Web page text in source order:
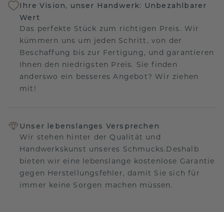
Ihre Vision, unser Handwerk: Unbezahlbarer
Wert
Das perfekte Stück zum richtigen Preis. Wir
kümmern uns um jeden Schritt, von der
Beschaffung bis zur Fertigung, und garantieren
Ihnen den niedrigsten Preis. Sie finden
anderswo ein besseres Angebot? Wir ziehen
mit!
Unser lebenslanges Versprechen
Wir stehen hinter der Qualität und
Handwerkskunst unseres Schmucks.Deshalb
bieten wir eine lebenslange kostenlose Garantie
gegen Herstellungsfehler, damit Sie sich für
immer keine Sorgen machen müssen.